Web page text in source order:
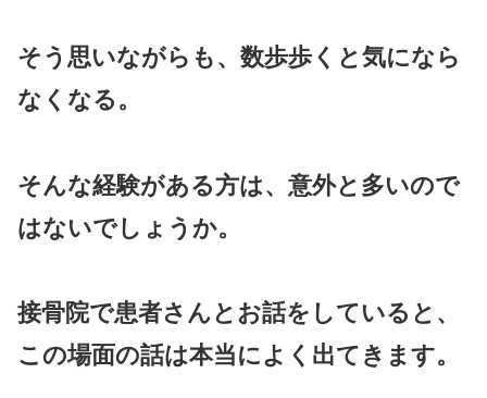
そう思いながらも、数歩歩くと気になら
なくなる。
そんな経験がある方は、意外と多いので
はないでしょうか。
接骨院で患者さんとお話をしていると、
この場面の話は本当によく出てきます。